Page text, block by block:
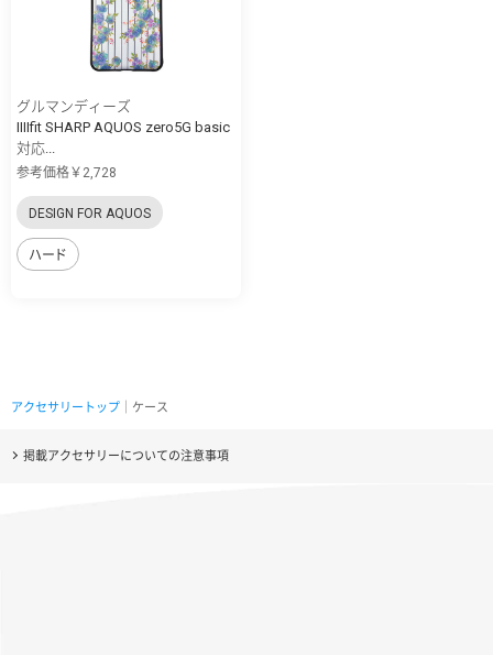
グルマンディーズ
IIIIfit SHARP AQUOS zero5G basic
対応...
参考価格￥2,728
DESIGN FOR AQUOS
ハード
アクセサリートップ ｜ケース
掲載アクセサリーについての注意事項